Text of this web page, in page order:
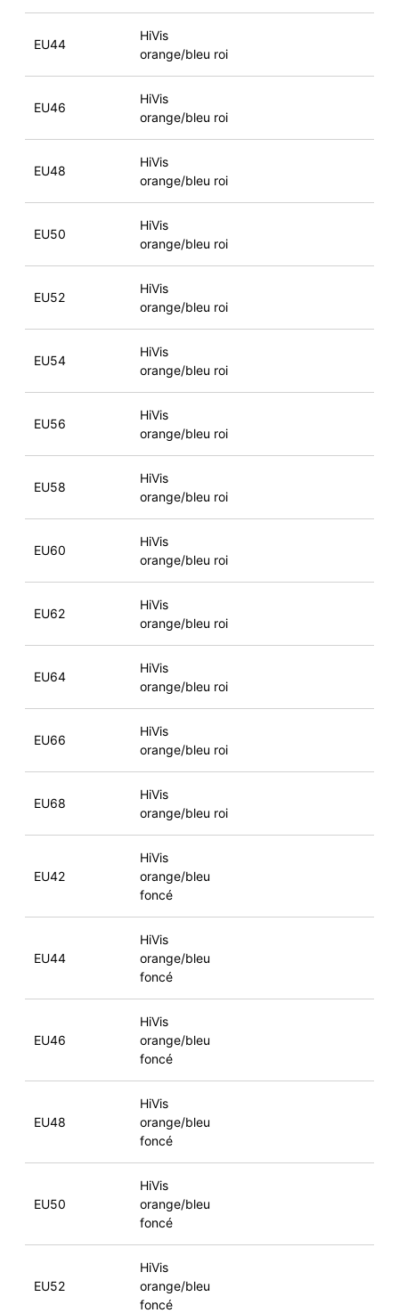
EU44
HiVis
orange/bleu roi
EU46
HiVis
orange/bleu roi
EU48
HiVis
orange/bleu roi
EU50
HiVis
orange/bleu roi
EU52
HiVis
orange/bleu roi
EU54
HiVis
orange/bleu roi
EU56
HiVis
orange/bleu roi
EU58
HiVis
orange/bleu roi
EU60
HiVis
orange/bleu roi
EU62
HiVis
orange/bleu roi
EU64
HiVis
orange/bleu roi
EU66
HiVis
orange/bleu roi
EU68
HiVis
orange/bleu roi
EU42
HiVis
orange/bleu
foncé
EU44
HiVis
orange/bleu
foncé
EU46
HiVis
orange/bleu
foncé
EU48
HiVis
orange/bleu
foncé
EU50
HiVis
orange/bleu
foncé
EU52
HiVis
orange/bleu
foncé